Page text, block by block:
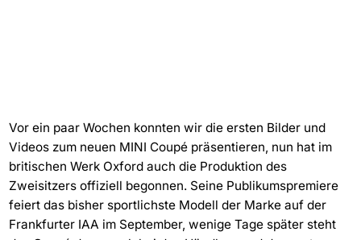
Vor ein paar Wochen konnten wir die ersten Bilder und
Videos zum neuen MINI Coupé präsentieren, nun hat im
britischen Werk Oxford auch die Produktion des
Zweisitzers offiziell begonnen. Seine Publikumspremiere
feiert das bisher sportlichste Modell der Marke auf der
Frankfurter IAA im September, wenige Tage später steht